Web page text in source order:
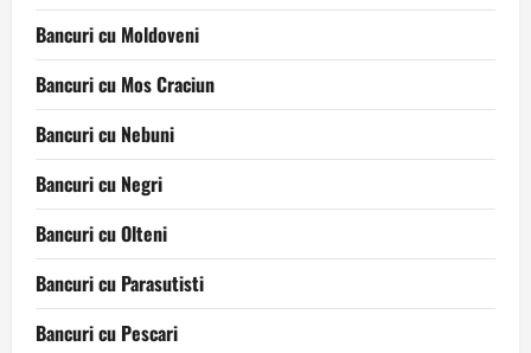
Bancuri cu Moldoveni
Bancuri cu Mos Craciun
Bancuri cu Nebuni
Bancuri cu Negri
Bancuri cu Olteni
Bancuri cu Parasutisti
Bancuri cu Pescari